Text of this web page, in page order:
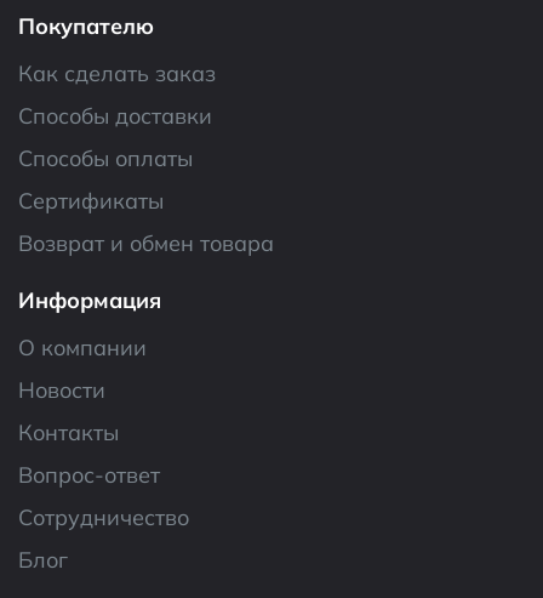
Покупателю
Как сделать заказ
Способы доставки
Способы оплаты
Сертификаты
Возврат и обмен товара
Информация
О компании
Новости
Контакты
Вопрос-ответ
Сотрудничество
Блог